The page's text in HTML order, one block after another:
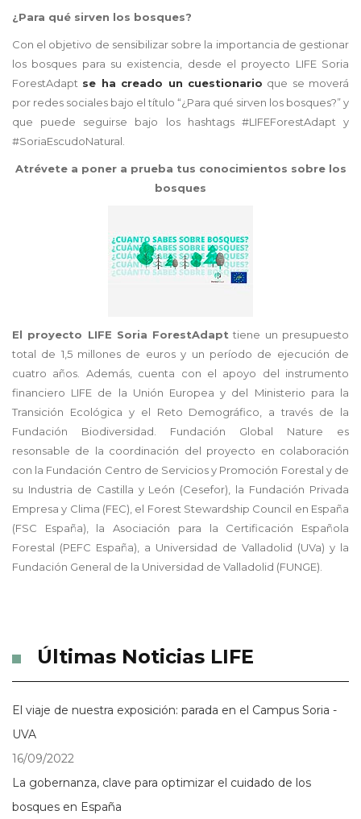
¿Para qué sirven los bosques?
Con el objetivo de sensibilizar sobre la importancia de gestionar
los bosques para su existencia, desde el proyecto LIFE Soria
ForestAdapt se ha creado un cuestionario que se moverá
por redes sociales bajo el título “¿Para qué sirven los bosques?” y
que puede seguirse bajo los hashtags #LIFEForestAdapt y
#SoriaEscudoNatural.
Atrévete a poner a prueba tus conocimientos sobre los
bosques
El proyecto LIFE Soria ForestAdapt tiene un presupuesto
total de 1,5 millones de euros y un período de ejecución de
cuatro años. Además, cuenta con el apoyo del instrumento
financiero LIFE de la Unión Europea y del Ministerio para la
Transición Ecológica y el Reto Demográfico, a través de la
Fundación Biodiversidad. Fundación Global Nature es
resonsable de la coordinación del proyecto en colaboración
con la Fundación Centro de Servicios y Promoción Forestal y de
su Industria de Castilla y León (Cesefor), la Fundación Privada
Empresa y Clima (FEC), el Forest Stewardship Council en España
(FSC España), la Asociación para la Certificación Española
Forestal (PEFC España), a Universidad de Valladolid (UVa) y la
Fundación General de la Universidad de Valladolid (FUNGE).
Últimas Noticias LIFE
El viaje de nuestra exposición: parada en el Campus Soria -
UVA
16/09/2022
La gobernanza, clave para optimizar el cuidado de los
bosques en España